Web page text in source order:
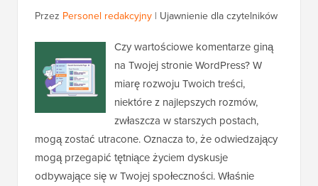
Przez Personel redakcyjny | Ujawnienie dla czytelników
Czy wartościowe komentarze giną
na Twojej stronie WordPress? W
miarę rozwoju Twoich treści,
niektóre z najlepszych rozmów,
zwłaszcza w starszych postach,
mogą zostać utracone. Oznacza to, że odwiedzający
mogą przegapić tętniące życiem dyskusje
odbywające się w Twojej społeczności. Właśnie